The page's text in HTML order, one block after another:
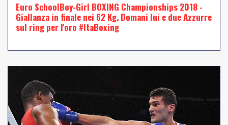
Euro SchoolBoy-Girl BOXING Championships 2018 -
Giallanza in finale nei 62 Kg. Domani lui e due Azzurre
sul ring per l'oro #ItaBoxing